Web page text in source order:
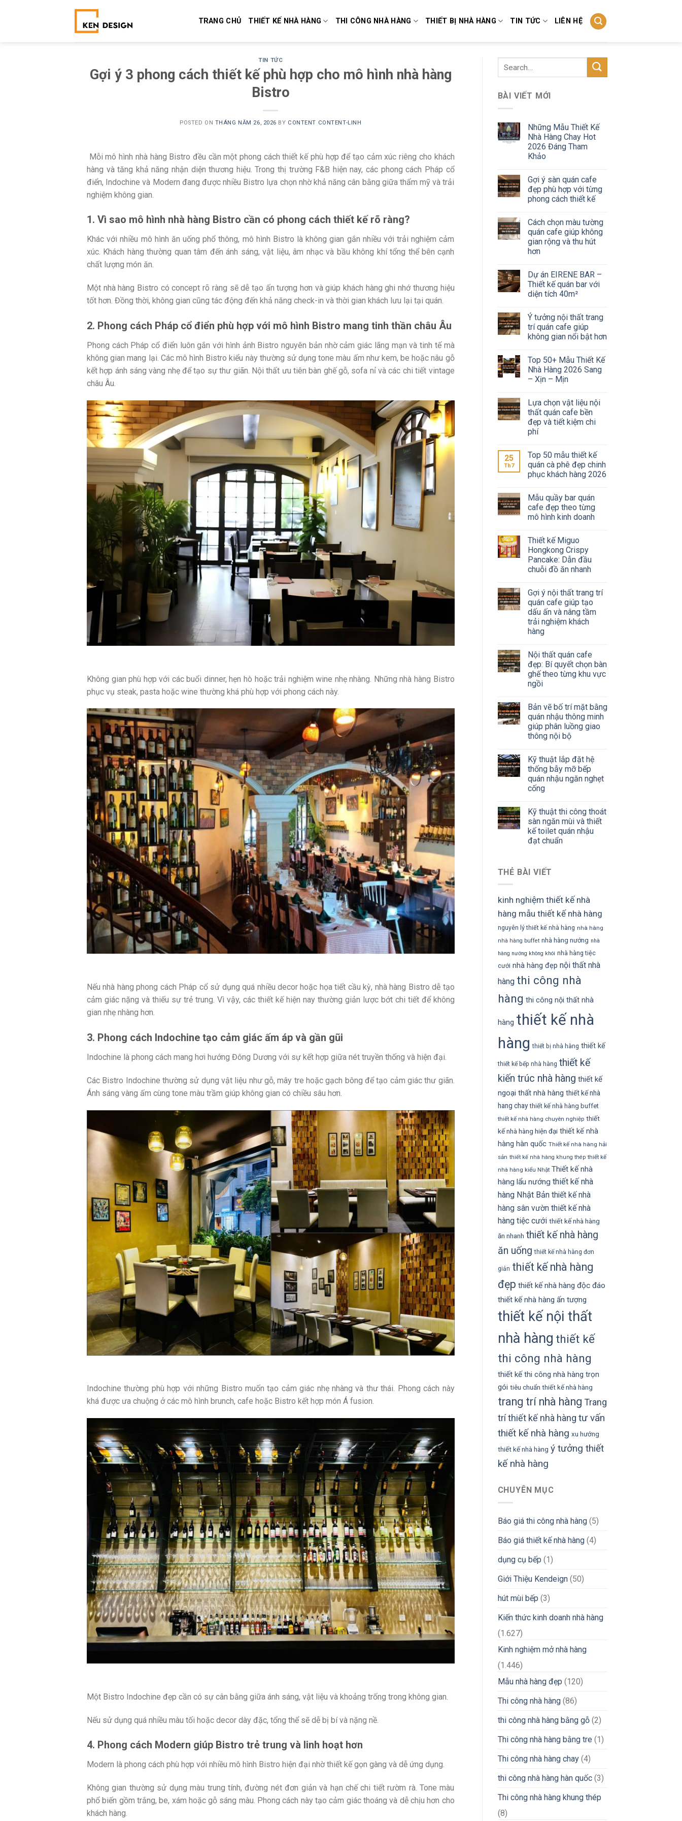
TRANG CHỦ THIẾT KẾ NHÀ HÀNG THI CÔNG NHÀ HÀNG THIẾT BỊ NHÀ HÀNG TIN TỨC LIÊN HỆ
TIN TỨC
Gợi ý 3 phong cách thiết kế phù hợp cho mô hình nhà hàng
Bistro
POSTED ON THÁNG NĂM 26, 2026 BY CONTENT CONTENT-LINH
Mỗi mô hình nhà hàng Bistro đều cần một phong cách thiết kế phù hợp để tạo cảm xúc riêng cho khách
hàng và tăng khả năng nhận diện thương hiệu. Trong thị trường F&B hiện nay, các phong cách Pháp cổ
điển, Indochine và Modern đang được nhiều Bistro lựa chọn nhờ khả năng cân bằng giữa thẩm mỹ và trải
nghiệm không gian.
1. Vì sao mô hình nhà hàng Bistro cần có phong cách thiết kế rõ ràng?
Khác với nhiều mô hình ăn uống phổ thông, mô hình Bistro là không gian gắn nhiều với trải nghiệm cảm
xúc. Khách hàng thường quan tâm đến ánh sáng, vật liệu, âm nhạc và bầu không khí tổng thể bên cạnh
chất lượng món ăn.
Một nhà hàng Bistro có concept rõ ràng sẽ dễ tạo ấn tượng hơn và giúp khách hàng ghi nhớ thương hiệu
tốt hơn. Đồng thời, không gian cũng tác động đến khả năng check-in và thời gian khách lưu lại tại quán.
2. Phong cách Pháp cổ điển phù hợp với mô hình Bistro mang tinh thần châu Âu
Phong cách Pháp cổ điển luôn gắn với hình ảnh Bistro nguyên bản nhờ cảm giác lãng mạn và tinh tế mà
không gian mang lại. Các mô hình Bistro kiểu này thường sử dụng tone màu ấm như kem, be hoặc nâu gỗ
kết hợp ánh sáng vàng nhẹ để tạo sự thư giãn. Nội thất ưu tiên bàn ghế gỗ, sofa nỉ và các chi tiết vintage
châu Âu.
Không gian phù hợp với các buổi dinner, hẹn hò hoặc trải nghiệm wine nhẹ nhàng. Những nhà hàng Bistro
phục vụ steak, pasta hoặc wine thường khá phù hợp với phong cách này.
Nếu nhà hàng phong cách Pháp cổ sử dụng quá nhiều decor hoặc họa tiết cầu kỳ, nhà hàng Bistro dễ tạo
cảm giác nặng và thiếu sự trẻ trung. Vì vậy, các thiết kế hiện nay thường giản lược bớt chi tiết để không
gian nhẹ nhàng hơn.
3. Phong cách Indochine tạo cảm giác ấm áp và gần gũi
Indochine là phong cách mang hơi hướng Đông Dương với sự kết hợp giữa nét truyền thống và hiện đại.
Các Bistro Indochine thường sử dụng vật liệu như gỗ, mây tre hoặc gạch bông để tạo cảm giác thư giãn.
Ánh sáng vàng ấm cùng tone màu trầm giúp không gian có chiều sâu hơn.
Indochine thường phù hợp với những Bistro muốn tạo cảm giác nhẹ nhàng và thư thái. Phong cách này
khá được ưa chuộng ở các mô hình brunch, cafe hoặc Bistro kết hợp món Á fusion.
Một Bistro Indochine đẹp cần có sự cân bằng giữa ánh sáng, vật liệu và khoảng trống trong không gian.
Nếu sử dụng quá nhiều màu tối hoặc decor dày đặc, tổng thể sẽ dễ bị bí và nặng nề.
4. Phong cách Modern giúp Bistro trẻ trung và linh hoạt hơn
Modern là phong cách phù hợp với nhiều mô hình Bistro hiện đại nhờ thiết kế gọn gàng và dễ ứng dụng.
Không gian thường sử dụng màu trung tính, đường nét đơn giản và hạn chế chi tiết rườm rà. Tone màu
phổ biến gồm trắng, be, xám hoặc gỗ sáng màu. Phong cách này tạo cảm giác thoáng và dễ chịu hơn cho
khách hàng.
BÀI VIẾT MỚI
Những Mẫu Thiết Kế
Nhà Hàng Chay Hot
2026 Đáng Tham
Khảo
Gợi ý sàn quán cafe
đẹp phù hợp với từng
phong cách thiết kế
Cách chọn màu tường
quán cafe giúp không
gian rộng và thu hút
hơn
Dự án EIRENE BAR –
Thiết kế quán bar với
diện tích 40m²
Ý tưởng nội thất trang
trí quán cafe giúp
không gian nổi bật hơn
Top 50+ Mẫu Thiết Kế
Nhà Hàng 2026 Sang
– Xịn – Mịn
Lựa chọn vật liệu nội
thất quán cafe bền
đẹp và tiết kiệm chi
phí
25
Th7
Top 50 mẫu thiết kế
quán cà phê đẹp chinh
phục khách hàng 2026
Mẫu quầy bar quán
cafe đẹp theo từng
mô hình kinh doanh
Thiết kế Miguo
Hongkong Crispy
Pancake: Dẫn đầu
chuỗi đồ ăn nhanh
Gợi ý nội thất trang trí
quán cafe giúp tạo
dấu ấn và nâng tầm
trải nghiệm khách
hàng
Nội thất quán cafe
đẹp: Bí quyết chọn bàn
ghế theo từng khu vực
ngồi
Bản vẽ bố trí mặt bằng
quán nhậu thông minh
giúp phân luồng giao
thông nội bộ
Kỹ thuật lắp đặt hệ
thống bẫy mỡ bếp
quán nhậu ngăn nghẹt
cống
Kỹ thuật thi công thoát
sàn ngăn mùi và thiết
kế toilet quán nhậu
đạt chuẩn
THẺ BÀI VIẾT
kinh nghiệm thiết kế nhà
hàng mẫu thiết kế nhà hàng
nguyên lý thiết kế nhà hàng nhà hàng
nhà hàng buffet nhà hàng nướng nhà
hàng nướng không khói nhà hàng tiệc
cưới nhà hàng đẹp nội thất nhà
hàng thi công nhà
hàng thi công nội thất nhà
hàng thiết kế nhà
hàng thiết bị nhà hàng thiết kế
thiết kế bếp nhà hàng thiết kế
kiến trúc nhà hàng thiết kế
ngoại thất nhà hàng thiết kế nhà
hang chay thiết kế nhà hàng buffet
thiết kế nhà hàng chuyên nghiệp thiết
kế nhà hàng hiện đại thiết kế nhà
hàng hàn quốc Thiết kế nhà hàng hải
sản thiết kế nhà hàng khung thép thiết kế
nhà hàng kiểu Nhật Thiết kế nhà
hàng lẩu nướng thiết kế nhà
hàng Nhật Bản thiết kế nhà
hàng sân vườn thiết kế nhà
hàng tiệc cưới thiết kế nhà hàng
ăn nhanh thiết kế nhà hàng
ăn uống thiết kế nhà hàng đơn
giản thiết kế nhà hàng
đẹp thiết kế nhà hàng độc đáo
thiết kế nhà hàng ấn tượng
thiết kế nội thất
nhà hàng thiết kế
thi công nhà hàng
thiết kế thi công nhà hàng trọn
gói tiêu chuẩn thiết kế nhà hàng
trang trí nhà hàng Trang
trí thiết kế nhà hàng tư vấn
thiết kế nhà hàng xu hướng
thiết kế nhà hàng ý tưởng thiết
kế nhà hàng
CHUYÊN MỤC
Báo giá thi công nhà hàng(5)
Báo giá thiết kế nhà hàng(4)
dụng cụ bếp (1)
Giới Thiệu Kendeign(50)
hút mùi bếp (3)
Kiến thức kinh doanh nhà hàng
(1.627)
Kinh nghiệm mở nhà hàng
(1.446)
Mẫu nhà hàng đẹp (120)
Thi công nhà hàng(86)
thi công nhà hàng bằng gỗ(2)
Thi công nhà hàng bằng tre (1)
Thi công nhà hàng chay(4)
thi công nhà hàng hàn quốc(3)
Thi công nhà hàng khung thép
(8)